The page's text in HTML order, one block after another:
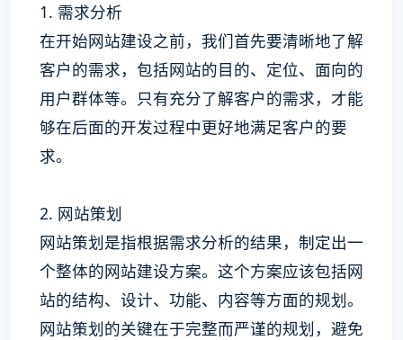
1. 需求分析
在开始网站建设之前，我们首先要清晰地了解
客户的需求，包括网站的目的、定位、面向的
用户群体等。只有充分了解客户的需求，才能
够在后面的开发过程中更好地满足客户的要
求。
2. 网站策划
网站策划是指根据需求分析的结果，制定出一
个整体的网站建设方案。这个方案应该包括网
站的结构、设计、功能、内容等方面的规划。
网站策划的关键在于完整而严谨的规划，避免